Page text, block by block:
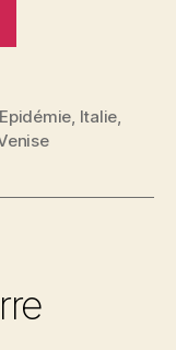
Epidémie Italie